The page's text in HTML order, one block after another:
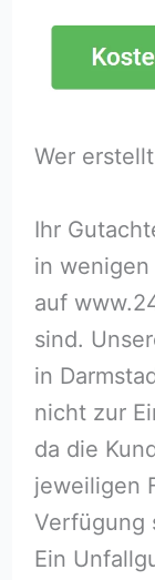
Wer
Ihr
in
auf
sind.
in
nicht zur
da die
jeweiligen
Verfügung
Ein